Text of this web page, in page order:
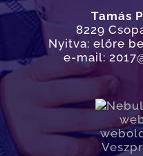
Tamás
8229
Nyitva: előre
e-mail: